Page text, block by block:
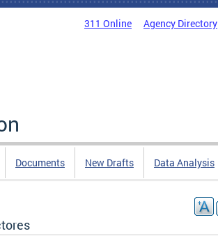
311 Online Agency Directory
Documents New Drafts Data Analysis